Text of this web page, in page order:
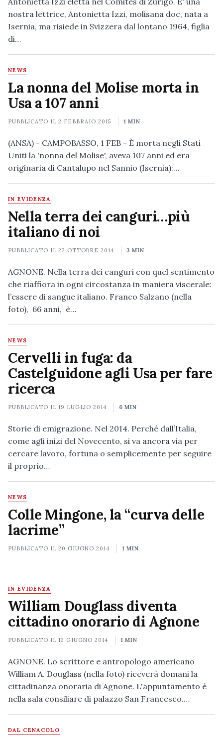
nostra lettrice, Antonietta Izzi, molisana doc, nata a
Isernia, ma risiede in Svizzera dal lontano 1964, figlia
di…
NEWS
La nonna del Molise morta in
Usa a 107 anni
PUBBLICATO IL2 FEBBRAIO 2015 1 MIN
(ANSA) - CAMPOBASSO, 1 FEB - È morta negli Stati
Uniti la 'nonna del Molise', aveva 107 anni ed era
originaria di Cantalupo nel Sannio (Isernia):…
IN EVIDENZA
Nella terra dei canguri…più
italiano di noi
PUBBLICATO IL22 OTTOBRE 2014 3 MIN
AGNONE. Nella terra dei canguri con quel sentimento
che riaffiora in ogni circostanza in maniera viscerale:
l’essere di sangue italiano. Franco Salzano (nella
foto), 66 anni, è…
NEWS
Cervelli in fuga: da
Castelguidone agli Usa per fare
ricerca
PUBBLICATO IL19 LUGLIO 2014 6 MIN
Storie di emigrazione. Nel 2014. Perché dall’Italia,
come agli inizi del Novecento, si va ancora via per
cercare lavoro, fortuna o semplicemente per seguire
il proprio…
NEWS
Colle Mingone, la “curva delle
lacrime”
PUBBLICATO IL20 GIUGNO 2014 1 MIN
IN EVIDENZA
William Douglass diventa
cittadino onorario di Agnone
PUBBLICATO IL12 GIUGNO 2014 1 MIN
AGNONE. Lo scrittore e antropologo americano
William A. Douglass (nella foto) riceverà domani la
cittadinanza onoraria di Agnone. L'appuntamento è
nella sala consiliare di palazzo San Francesco.…
DAL CENACOLO